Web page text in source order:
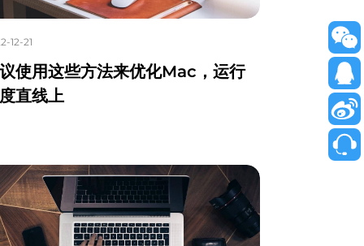
12-21
使用这些方法来优化Mac，运行
直线上